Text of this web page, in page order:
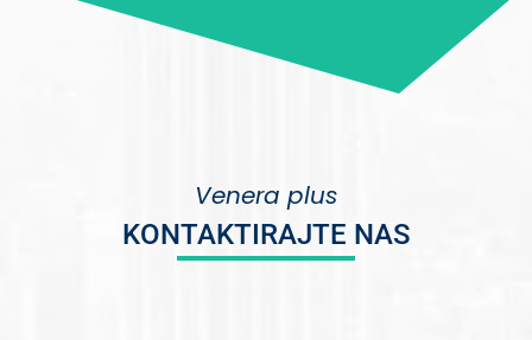
Venera plus
KONTAKTIRAJTE NAS